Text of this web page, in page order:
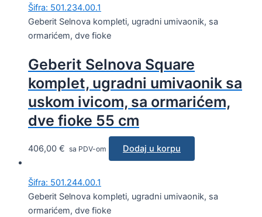
Šifra: 501.234.00.1
Geberit Selnova kompleti, ugradni umivaonik, sa
ormarićem, dve fioke
Geberit Selnova Square
komplet, ugradni umivaonik sa
uskom ivicom, sa ormarićem,
dve fioke 55 cm
406,00 € sa PDV-om Dodaj u korpu
Šifra: 501.244.00.1
Geberit Selnova kompleti, ugradni umivaonik, sa
ormarićem, dve fioke